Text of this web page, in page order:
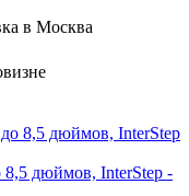
в Москва
8,5 дюймов, InterStep -